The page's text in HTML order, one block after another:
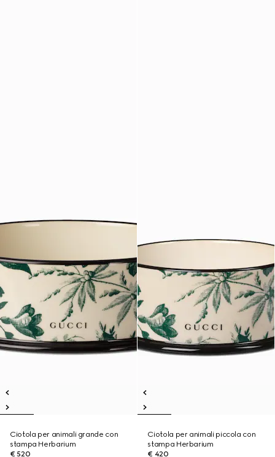
Ciotola per animali grande con
stampa Herbarium
€ 520
Ciotola per animali piccola con
stampa Herbarium
€ 420